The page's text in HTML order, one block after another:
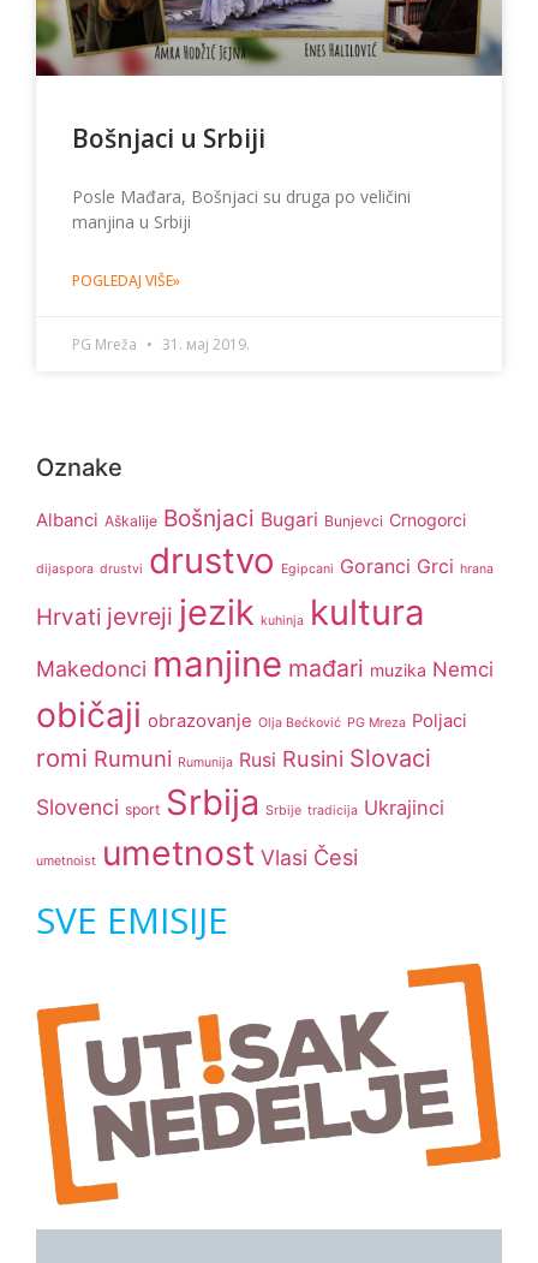
Bošnjaci u Srbiji
Posle Mađara, Bošnjaci su druga po veličini
manjina u Srbiji
POGLEDAJ VIŠE»
PG Mreža 31. мај 2019.
Oznake
Albanci Aškalije Bošnjaci Bugari Bunjevci Crnogorci
dijaspora drustvi drustvo Egipcani Goranci Grci hrana
Hrvati jevreji jezik kuhinja kultura
Makedonci manjine mađari muzika Nemci
običaji obrazovanje Olja Bećković PG Mreza Poljaci
romi Rumuni Rumunija Rusi Rusini Slovaci
Slovenci sport Srbija Srbije tradicija Ukrajinci
umetnoist umetnost Vlasi Česi
SVE EMISIJE